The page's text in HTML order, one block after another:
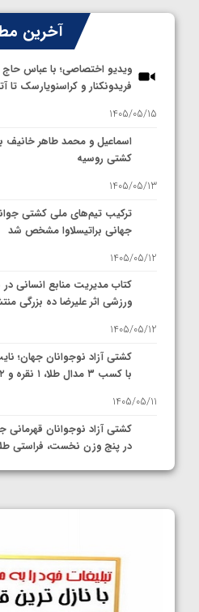
آخرین
ویدیو اختصاصی؛ با عباس حاج
فریدونکنار و کراسنویارسک تا
1405/05/15
اسماعیل و محمد طاهر خانیف
کشتی روسیه
1405/05/13
ترکیب تیم‌های ملی کشتی
جهانی براتیسلاوا مشخص شد
1405/05/12
کتاب مدیریت منابع انسانی
ورزشی اثر علیرضا ده بزرگی
1405/05/12
کشتی آزاد نوجوانان جهان؛
با کسب ۳ مدال طلا، ۱ نقره و ۲ مدال برنز
1405/05/11
کشتی آزاد نوجوانان قهرمانی
در پنج وزن نخست، فراستی
1405/05/11
کشتی آزاد نوجوانان جهان؛
ایران مشخص شدند